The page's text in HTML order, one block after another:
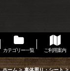
カテゴリー一覧 ご利用案内
ホーム > 車体周り・シート >